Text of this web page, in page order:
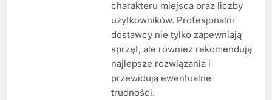
charakteru miejsca oraz liczby
użytkowników. Profesjonalni
dostawcy nie tylko zapewniają
sprzęt, ale również rekomendują
najlepsze rozwiązania i
przewidują ewentualne
trudności.